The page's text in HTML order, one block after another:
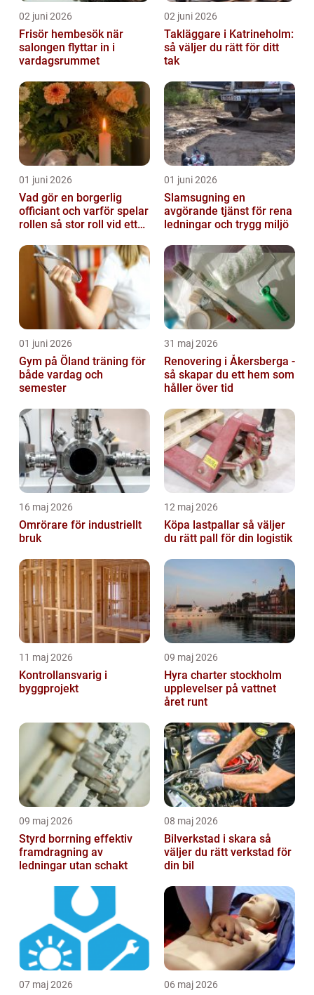
02 juni 2026
Frisör hembesök när
salongen flyttar in i
vardagsrummet
02 juni 2026
Takläggare i Katrineholm:
så väljer du rätt för ditt
tak
01 juni 2026
Vad gör en borgerlig
officiant och varför spelar
rollen så stor roll vid ett
01 juni 2026
Slamsugning en
avgörande tjänst för rena
ledningar och trygg miljö
01 juni 2026
Gym på Öland träning för
både vardag och
semester
31 maj 2026
Renovering i Åkersberga -
så skapar du ett hem som
håller över tid
16 maj 2026
Omrörare för industriellt
bruk
12 maj 2026
Köpa lastpallar så väljer
du rätt pall för din logistik
11 maj 2026
Kontrollansvarig i
byggprojekt
09 maj 2026
Hyra charter stockholm
upplevelser på vattnet
året runt
09 maj 2026
Styrd borrning effektiv
framdragning av
ledningar utan schakt
08 maj 2026
Bilverkstad i skara så
väljer du rätt verkstad för
din bil
07 maj 2026 06 maj 2026